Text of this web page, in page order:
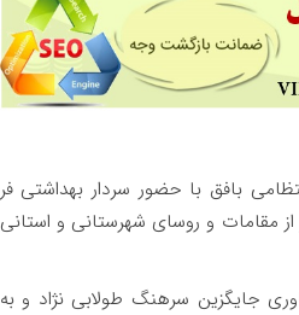
بافق با حضور سردار بهداشتی فر
مقامات و روسای شهرستانی و استانی
جایگزین سرهنگ طولابی نژاد و به